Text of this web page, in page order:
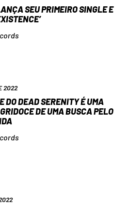
SEU PRIMEIRO SINGLE E
2022
DO DEAD SERENITY É UMA
DE UMA BUSCA PELO